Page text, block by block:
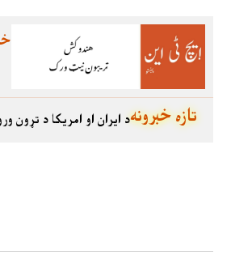
د ایران او امریکا دتازه خبرونه